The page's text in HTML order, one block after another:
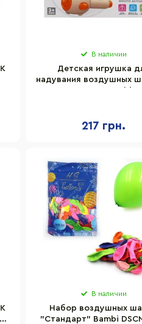
В наличии
Детская игрушка
надувания воздушных
217 грн.
В наличии
Набор воздушных
"Стандарт" Bambi